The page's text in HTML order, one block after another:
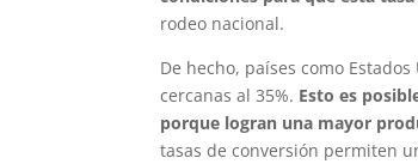
rodeo nacional.
De hecho, países como
cercanas al 35%. Esto es
porque logran una mayor
tasas de conversión permiten